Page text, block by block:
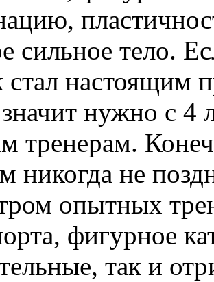
сильное тело.
стал настоящим
нужно с 4
тренерам.
никогда не
опытных
фигурное
так и